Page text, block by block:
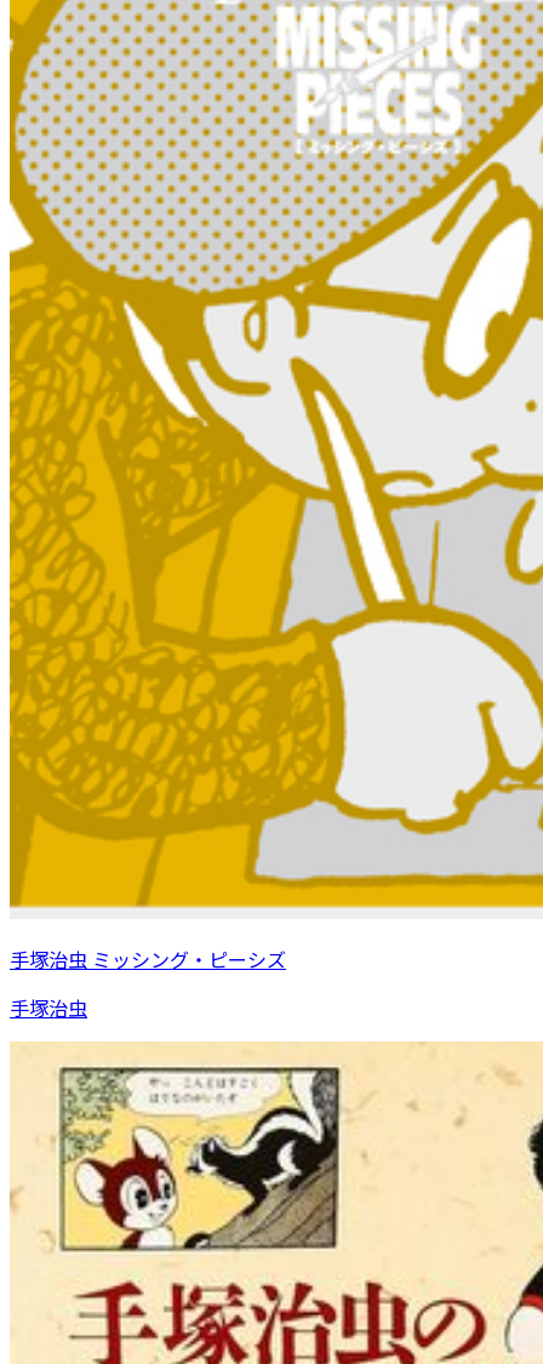
手塚治虫 ミッシング・ピーシズ
手塚治虫